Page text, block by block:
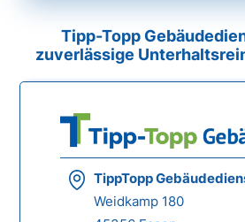
Tipp-Topp
zuverlässige
TippTopp
Weidkamp 180